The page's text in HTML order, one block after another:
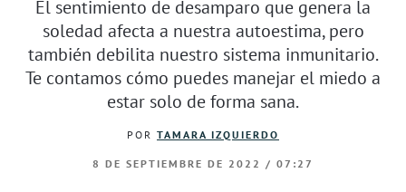
El sentimiento de desamparo que genera la
soledad afecta a nuestra autoestima, pero
también debilita nuestro sistema inmunitario.
Te contamos cómo puedes manejar el miedo a
estar solo de forma sana.
POR TAMARA IZQUIERDO
8 DE SEPTIEMBRE DE 2022 / 07:27